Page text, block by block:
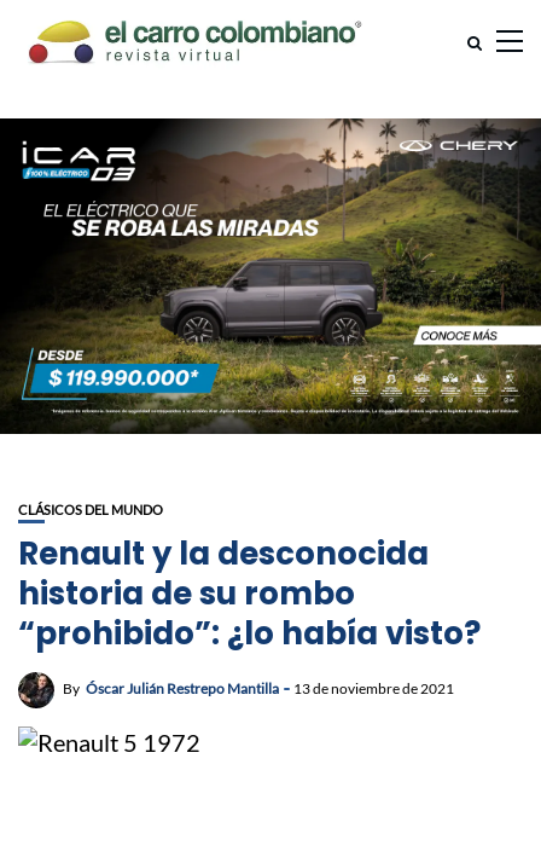
CLÁSICOS DEL MUNDO
Renault y la desconocida
historia de su rombo
“prohibido”: ¿lo había visto?
By Óscar Julián Restrepo Mantilla 13 de noviembre de 2021